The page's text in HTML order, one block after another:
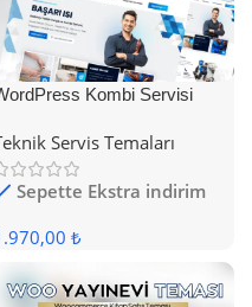
Kombi Servisi
Servis Temaları
Sepette Ekstra indirim
₺